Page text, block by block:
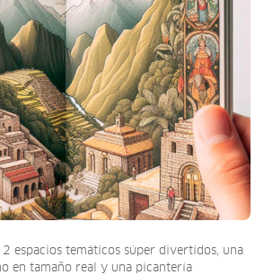
espacios temáticos súper divertidos, una
en tamaño real y una picantería